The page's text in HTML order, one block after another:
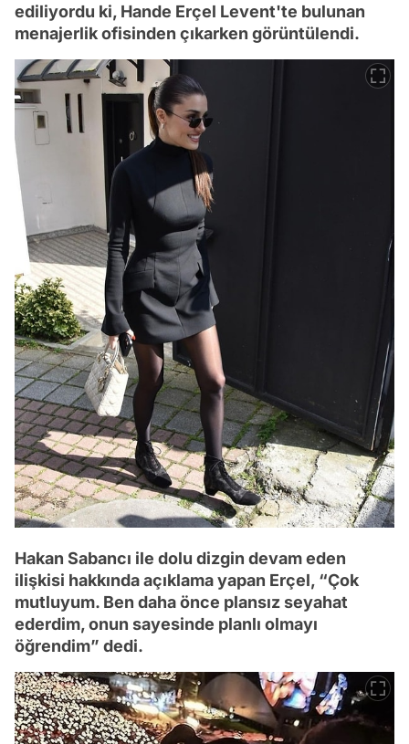
ediliyordu ki, Hande Erçel Levent'te bulunan
menajerlik ofisinden çıkarken görüntülendi.
Hakan Sabancı ile dolu dizgin devam eden
ilişkisi hakkında açıklama yapan Erçel, “Çok
mutluyum. Ben daha önce plansız seyahat
ederdim, onun sayesinde planlı olmayı
öğrendim” dedi.